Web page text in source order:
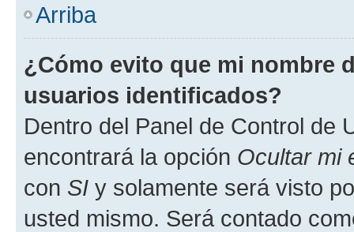
Arriba
¿Cómo evito que mi nombre
usuarios identificados?
Dentro del Panel de Control de
encontrará la opción Ocultar mi
con SI y solamente será visto
usted mismo. Será contado